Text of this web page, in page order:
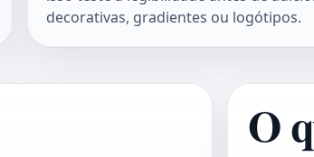
decorativas, gradientes ou logótipos.
O